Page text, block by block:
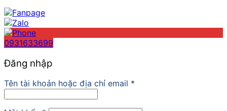
0931633699
Đăng nhập
Tên tài khoản hoặc địa chỉ email *